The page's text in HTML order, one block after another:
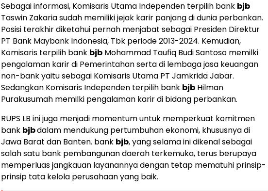
Sebagai informasi, Komisaris Utama Independen terpilih bank bjb
Taswin Zakaria sudah memiliki jejak karir panjang di dunia perbankan.
Posisi terakhir diketahui pernah menjabat sebagai Presiden Direktur
PT Bank Maybank Indonesia, Tbk periode 2013-2024. Kemudian,
Komisaris terpilih bank bjb Mohammad Taufiq Budi Santoso memilki
pengalaman karir di Pemerintahan serta di lembaga jasa keuangan
non-bank yaitu sebagai Komisaris Utama PT Jamkrida Jabar.
Sedangkan Komisaris Independen terpilih bank bjb Hilman
Purakusumah memilki pengalaman karir di bidang perbankan.
RUPS LB ini juga menjadi momentum untuk memperkuat komitmen
bank bjbdalam mendukung pertumbuhan ekonomi, khususnya di
Jawa Barat dan Banten. bank bjb, yang selama ini dikenal sebagai
salah satu bank pembangunan daerah terkemuka, terus berupaya
memperluas jangkauan layanannya dengan tetap mematuhi prinsip-
prinsip tata kelola perusahaan yang baik.